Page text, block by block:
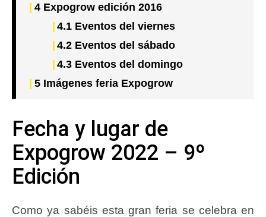
4Expogrow edición 2016
4.1 Eventos del viernes
4.2 Eventos del sábado
4.3 Eventos del domingo
5Imágenes feria Expogrow
Fecha y lugar de
Expogrow 2022 – 9º
Edición
Como ya sabéis esta gran feria se celebra en